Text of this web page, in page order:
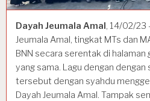
Dayah Jeumala Amal, 14/02/23
Jeumala Amal, tingkat MTs dan
BNN secara serentak di halaman
yang sama. Lagu dengan dengan
tersebut dengan syahdu
Dayah Jeumala Amal. Tampak